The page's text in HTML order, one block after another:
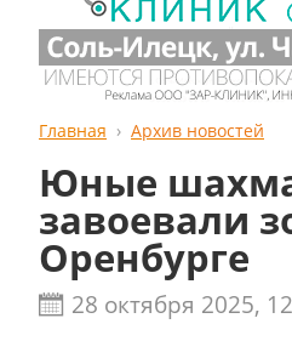
Главная Архив новостей
Юные
завоевали
Оренбурге
28 октября 2025,